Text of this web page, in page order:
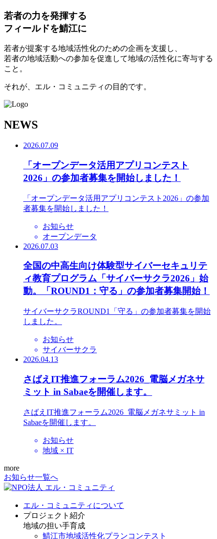
若者の力を発揮する
フィールドを鯖江に
若者が提案する地域活性化のための企画を支援し、
若者の地域活動への参加を促進して地域の活性化に寄与する
こと。
それが、エル・コミュニティの目的です。
NEWS
2026.07.09
「オープンデータ活用アプリコンテスト
2026」の参加者募集を開始しました！
「オープンデータ活用アプリコンテスト2026」の参加
者募集を開始しました！
お知らせ
オープンデータ
2026.07.03
全国の中高生向け体験型サイバーセキュリテ
ィ教育プログラム「サイバーサクラ2026」始
動。「ROUND1：守る」の参加者募集開始！
サイバーサクラROUND1「守る」の参加者募集を開始
しました。
お知らせ
サイバーサクラ
2026.04.13
さばえIT推進フォーラム2026_電脳メガネサ
ミット in Sabaeを開催します。
さばえIT推進フォーラム2026_電脳メガネサミット in
Sabaeを開催します。
お知らせ
地域 × IT
more
お知らせ一覧へ
エル・コミュニティについて
プロジェクト紹介
地域の担い手育成
鯖江市地域活性化プランコンテスト